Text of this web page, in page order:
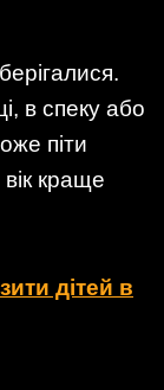
в спеку або
піти
краще
дітей в